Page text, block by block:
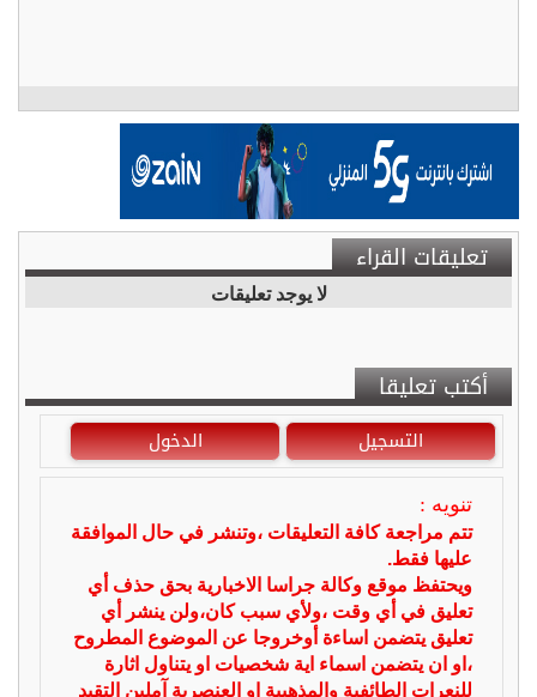
تعليقات القراء
لا يوجد تعليقات
أكتب تعليقا
التسجيل الدخول
تنويه :
تتم مراجعة كافة التعليقات ،وتنشر في حال الموافقة
عليها فقط.
ويحتفظ موقع وكالة جراسا الاخبارية بحق حذف أي
تعليق في أي وقت ،ولأي سبب كان،ولن ينشر أي
تعليق يتضمن اساءة أوخروجا عن الموضوع المطروح
،او ان يتضمن اسماء اية شخصيات او يتناول اثارة
للنعرات الطائفية والمذهبية او العنصرية آملين التقيد